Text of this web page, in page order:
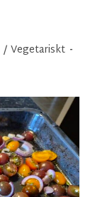
/ Vegetariskt